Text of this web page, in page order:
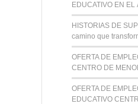
EDUCATIVO EN EL
HISTORIAS DE
camino que
OFERTA DE
CENTRO DE
OFERTA DE
EDUCATIVO